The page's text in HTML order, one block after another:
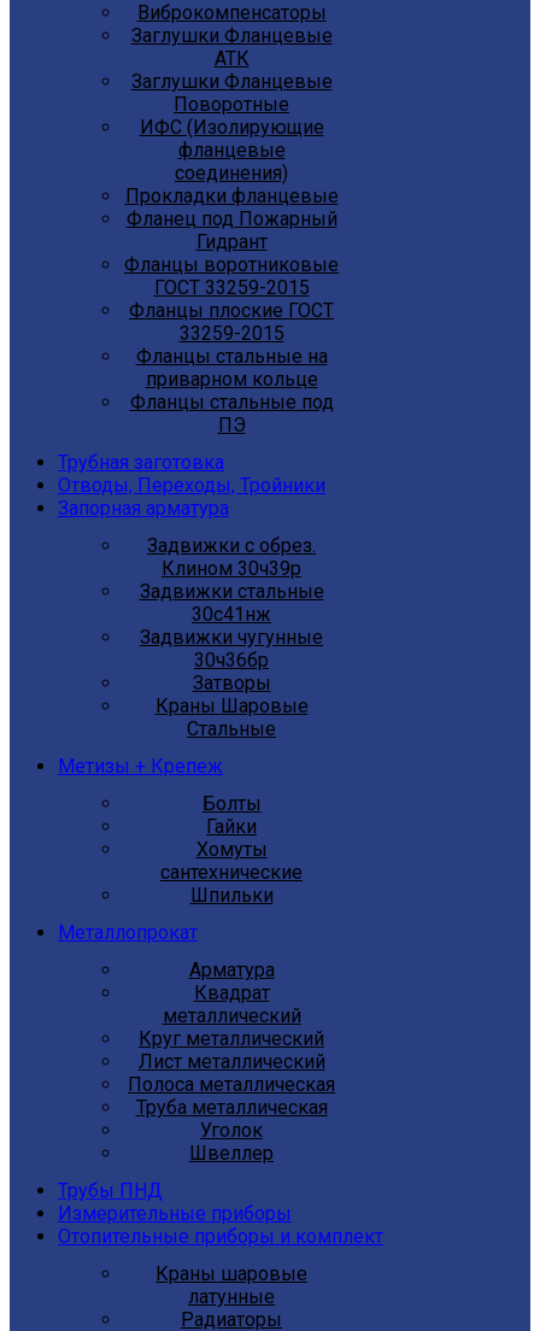
Виброкомпенсаторы
Заглушки Фланцевые
АТК
Заглушки Фланцевые
Поворотные
ИФС (Изолирующие
фланцевые
соединения)
Прокладки фланцевые
Фланец под Пожарный
Гидрант
Фланцы воротниковые
ГОСТ 33259-2015
Фланцы плоские ГОСТ
33259-2015
Фланцы стальные на
приварном кольце
Фланцы стальные под
ПЭ
Трубная заготовка
Отводы, Переходы, Тройники
Запорная арматура
Задвижки с обрез.
Клином 30ч39р
Задвижки стальные
30с41нж
Задвижки чугунные
30ч36бр
Затворы
Краны Шаровые
Стальные
Метизы + Крепеж
Болты
Гайки
Хомуты
сантехнические
Шпильки
Металлопрокат
Арматура
Квадрат
металлический
Круг металлический
Лист металлический
Полоса металлическая
Труба металлическая
Уголок
Швеллер
Трубы ПНД
Измерительные приборы
Отопительные приборы и комплект
Краны шаровые
латунные
Радиаторы